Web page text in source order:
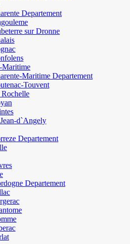
Departement
sur Dronne
Maritime
Maritime Departement
Touvent
d`Angely
Departement
Departement